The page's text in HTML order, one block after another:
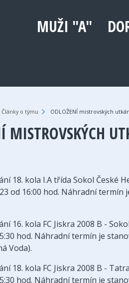
MUŽI "A"
Články o týmu › ODLOŽENÍ mistrovských
MISTROVSKÝCH
18. kola I.A třída Sokol České
od 16:00 hod. Náhradní termín
16. kola FC Jiskra 2008 B -
hod. Náhradní termín je
Voda).
18. kola FC Jiskra 2008 B -
hod. Náhradní termín je